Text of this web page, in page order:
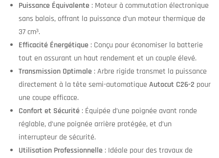
Puissance Équivalente : Moteur à commutation électronique
sans balais, offrant la puissance d’un moteur thermique de
37 cm³.
Efficacité Énergétique : Conçu pour économiser la batterie
tout en assurant un haut rendement et un couple élevé.
Transmission Optimale : Arbre rigide transmet la puissance
directement à la tête semi-automatique Autocut C26-2 pour
une coupe efficace.
Confort et Sécurité : Équipée d’une poignée avant ronde
réglable, d’une poignée arrière protégée, et d’un
interrupteur de sécurité.
Utilisation Professionnelle : Idéale pour des travaux de